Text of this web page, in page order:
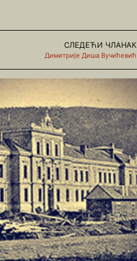
СЛЕДЕЋИ ЧЛАНАК
Димитрије Диша Вучићевић